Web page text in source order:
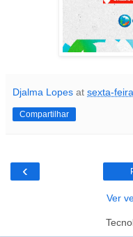
Djalma Lopes at sexta-
Compartilhar
‹
Ver